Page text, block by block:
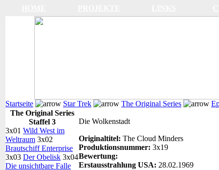
Startseite Star Trek The Original Series
The Original Series
Staffel 3
3x01 Wild West im
Weltraum 3x02
Brautschiff Enterprise
3x03 Der Obelisk 3x04
Die unsichtbare Falle
Die Wolkenstadt
Originaltitel: The Cloud Minders
Produktionsnummer: 3x19
Bewertung:
Erstausstrahlung USA: 28.02.1969